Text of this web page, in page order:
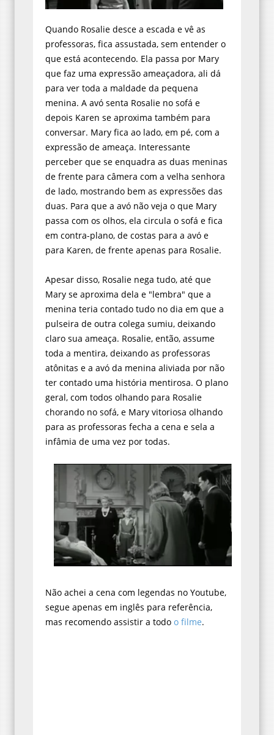
Quando Rosalie desce a escada e vê as
professoras, fica assustada, sem entender o
que está acontecendo. Ela passa por Mary
que faz uma expressão ameaçadora, ali dá
para ver toda a maldade da pequena
menina. A avó senta Rosalie no sofá e
depois Karen se aproxima também para
conversar. Mary fica ao lado, em pé, com a
expressão de ameaça. Interessante
perceber que se enquadra as duas meninas
de frente para câmera com a velha senhora
de lado, mostrando bem as expressões das
duas. Para que a avó não veja o que Mary
passa com os olhos, ela circula o sofá e fica
em contra-plano, de costas para a avó e
para Karen, de frente apenas para Rosalie.
Apesar disso, Rosalie nega tudo, até que
Mary se aproxima dela e "lembra" que a
menina teria contado tudo no dia em que a
pulseira de outra colega sumiu, deixando
claro sua ameaça. Rosalie, então, assume
toda a mentira, deixando as professoras
atônitas e a avó da menina aliviada por não
ter contado uma história mentirosa. O plano
geral, com todos olhando para Rosalie
chorando no sofá, e Mary vitoriosa olhando
para as professoras fecha a cena e sela a
infâmia de uma vez por todas.
Não achei a cena com legendas no Youtube,
segue apenas em inglês para referência,
mas recomendo assistir a todo o filme.